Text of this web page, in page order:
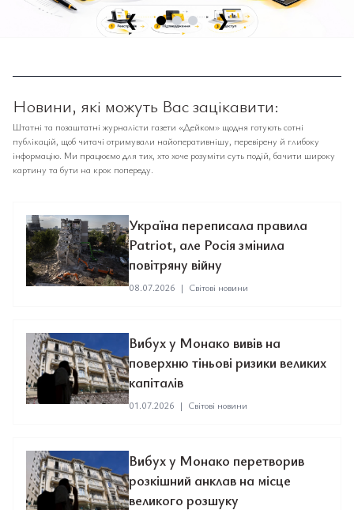
❮ ❯
Новини, які можуть Вас зацікавити:
Штатні та позаштатні журналісти газети «Дейком» щодня готують сотні
публікацій, щоб читачі отримували найоперативнішу, перевірену й глибоку
інформацію. Ми працюємо для тих, хто хоче розуміти суть подій, бачити широку
картину та бути на крок попереду.
Україна переписала правила
Patriot, але Росія змінила
повітряну війну
08.07.2026 | Світові новини
Вибух у Монако вивів на
поверхню тіньові ризики великих
капіталів
01.07.2026 | Світові новини
Вибух у Монако перетворив
розкішний анклав на місце
великого розшуку